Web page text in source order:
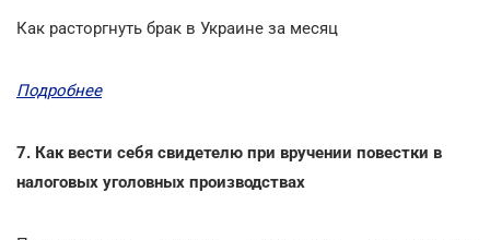
Как расторгнуть брак в Украине за месяц
Подробнее
7. Как вести себя свидетелю при вручении повестки в
налоговых уголовных производствах